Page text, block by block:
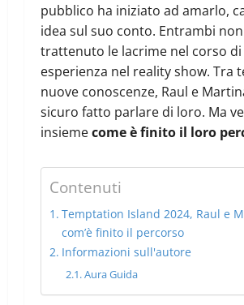
pubblico ha iniziato ad amarlo,
idea sul suo conto. Entrambi
trattenuto le lacrime nel corso di
esperienza nel reality show. Tra
nuove conoscenze, Raul e
sicuro fatto parlare di loro. Ma
insiemecome è finito il loro
Contenuti
Temptation Island 2024, Raul e
com’è finito il percorso
Informazioni sull'autore
Aura Guida